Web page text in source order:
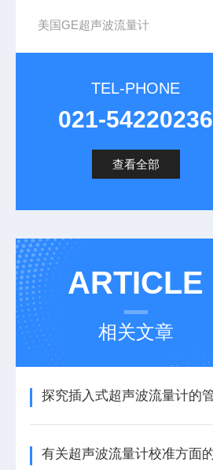
美国GE超声波流量计
TEL-PHONE
021-54220236
查看全部
ARTICLE
相关文章